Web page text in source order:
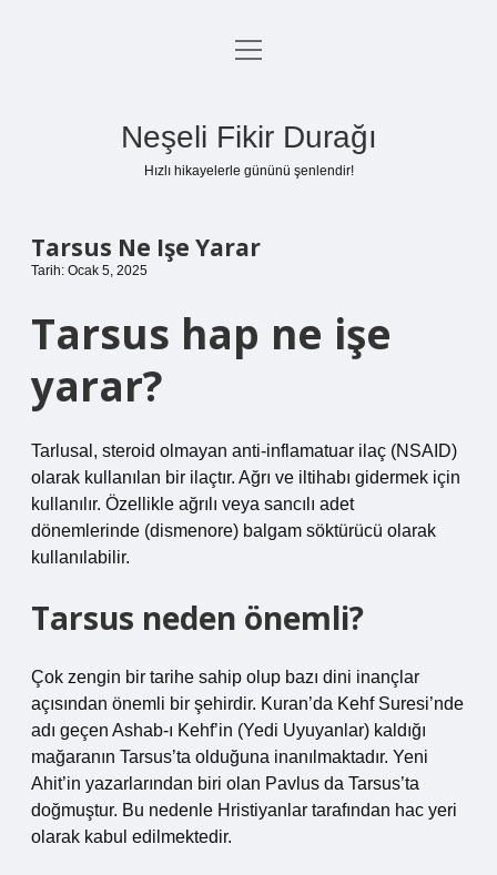
Anasayfa
menüyü
Neşeli Fikir Durağı
Hızlı hikayelerle gününü şenlendir!
Tarsus Ne Işe Yarar
Tarih: Ocak 5, 2025
Tarsus hap ne işe
yarar?
Tarlusal, steroid olmayan anti-inflamatuar ilaç (NSAID)
olarak kullanılan bir ilaçtır. Ağrı ve iltihabı gidermek için
kullanılır. Özellikle ağrılı veya sancılı adet
dönemlerinde (dismenore) balgam söktürücü olarak
kullanılabilir.
Tarsus neden önemli?
Çok zengin bir tarihe sahip olup bazı dini inançlar
açısından önemli bir şehirdir. Kuran’da Kehf Suresi’nde
adı geçen Ashab-ı Kehf’in (Yedi Uyuyanlar) kaldığı
mağaranın Tarsus’ta olduğuna inanılmaktadır. Yeni
Ahit’in yazarlarından biri olan Pavlus da Tarsus’ta
doğmuştur. Bu nedenle Hristiyanlar tarafından hac yeri
olarak kabul edilmektedir.